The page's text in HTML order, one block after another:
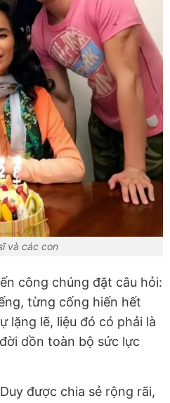
và các con
công chúng đặt câu hỏi:
từng cống hiến hết
lặng lẽ, liệu đó có phải là
dồn toàn bộ sức lực
được chia sẻ rộng rãi,